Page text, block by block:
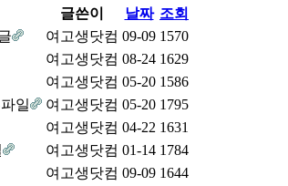
글쓴이 날짜 조회
여고생닷컴 09-09 1570
여고생닷컴 08-24 1629
여고생닷컴 05-20 1586
여고생닷컴 05-20 1795
여고생닷컴 04-22 1631
여고생닷컴 01-14 1784
여고생닷컴 09-09 1644